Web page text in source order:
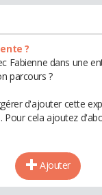
?
Fabienne dans une
parcours ?
d'ajouter cette
Pour cela ajoutez
Ajouter